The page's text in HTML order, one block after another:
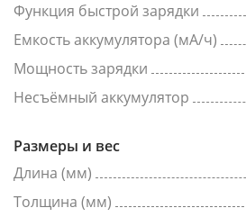
Функция быстрой зарядки
Емкость аккумулятора (мА/ч)
Мощность зарядки
Несъёмный аккумулятор
Размеры и вес
Длина (мм)
Толщина (мм)